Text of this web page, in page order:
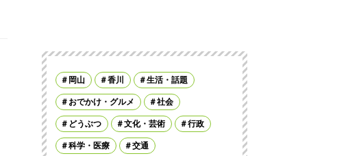
岡山 香川 生活・話題
おでかけ・グルメ 社会
どうぶつ 文化・芸術 行政
科学・医療 交通